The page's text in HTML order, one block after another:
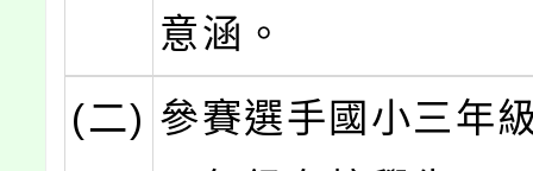
意涵。
(二) 參賽選手國小三年